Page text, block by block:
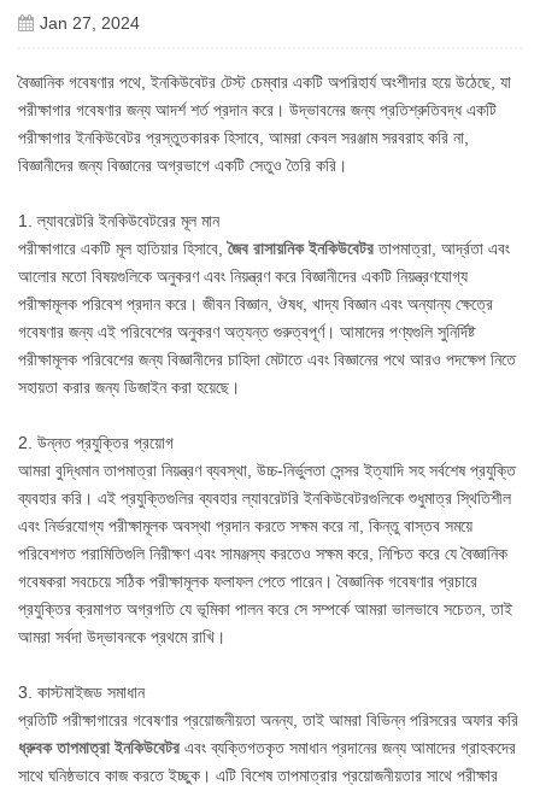
Jan 27, 2024
বৈজ্ঞানিক গবেষণার পথে, ইনকিউবেটর টেস্ট চেম্বার একটি অপরিহার্য অংশীদার হয়ে উঠেছে, যা
পরীক্ষাগার গবেষণার জন্য আদর্শ শর্ত প্রদান করে। উদ্ভাবনের জন্য প্রতিশ্রুতিবদ্ধ একটি
পরীক্ষাগার ইনকিউবেটর প্রস্তুতকারক হিসাবে, আমরা কেবল সরঞ্জাম সরবরাহ করি না,
বিজ্ঞানীদের জন্য বিজ্ঞানের অগ্রভাগে একটি সেতুও তৈরি করি।
1. ল্যাবরেটরি ইনকিউবেটরের মূল মান
পরীক্ষাগারে একটি মূল হাতিয়ার হিসাবে,জৈব রাসায়নিক ইনকিউবেটরতাপমাত্রা, আর্দ্রতা এবং
আলোর মতো বিষয়গুলিকে অনুকরণ এবং নিয়ন্ত্রণ করে বিজ্ঞানীদের একটি নিয়ন্ত্রণযোগ্য
পরীক্ষামূলক পরিবেশ প্রদান করে। জীবন বিজ্ঞান, ঔষধ, খাদ্য বিজ্ঞান এবং অন্যান্য ক্ষেত্রে
গবেষণার জন্য এই পরিবেশের অনুকরণ অত্যন্ত গুরুত্বপূর্ণ। আমাদের পণ্যগুলি সুনির্দিষ্ট
পরীক্ষামূলক পরিবেশের জন্য বিজ্ঞানীদের চাহিদা মেটাতে এবং বিজ্ঞানের পথে আরও পদক্ষেপ নিতে
সহায়তা করার জন্য ডিজাইন করা হয়েছে।
2. উন্নত প্রযুক্তির প্রয়োগ
আমরা বুদ্ধিমান তাপমাত্রা নিয়ন্ত্রণ ব্যবস্থা, উচ্চ-নির্ভুলতা সেন্সর ইত্যাদি সহ সর্বশেষ প্রযুক্তি
ব্যবহার করি। এই প্রযুক্তিগুলির ব্যবহার ল্যাবরেটরি ইনকিউবেটরগুলিকে শুধুমাত্র স্থিতিশীল
এবং নির্ভরযোগ্য পরীক্ষামূলক অবস্থা প্রদান করতে সক্ষম করে না, কিন্তু বাস্তব সময়ে
পরিবেশগত পরামিতিগুলি নিরীক্ষণ এবং সামঞ্জস্য করতেও সক্ষম করে, নিশ্চিত করে যে বৈজ্ঞানিক
গবেষকরা সবচেয়ে সঠিক পরীক্ষামূলক ফলাফল পেতে পারেন। বৈজ্ঞানিক গবেষণার প্রচারে
প্রযুক্তির ক্রমাগত অগ্রগতি যে ভূমিকা পালন করে সে সম্পর্কে আমরা ভালভাবে সচেতন, তাই
আমরা সর্বদা উদ্ভাবনকে প্রথমে রাখি।
3. কাস্টমাইজড সমাধান
প্রতিটি পরীক্ষাগারের গবেষণার প্রয়োজনীয়তা অনন্য, তাই আমরা বিভিন্ন পরিসরের অফার করি
ধ্রুবক তাপমাত্রা ইনকিউবেটর এবং ব্যক্তিগতকৃত সমাধান প্রদানের জন্য আমাদের গ্রাহকদের
সাথে ঘনিষ্ঠভাবে কাজ করতে ইচ্ছুক। এটি বিশেষ তাপমাত্রার প্রয়োজনীয়তার সাথে পরীক্ষার